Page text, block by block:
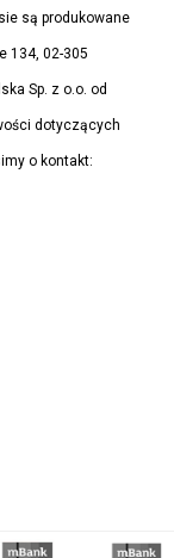
są produkowane
134, 02-305
Sp. z o.o. od
dotyczących
o kontakt: